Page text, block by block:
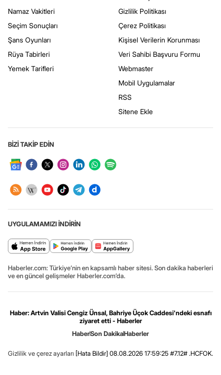
Namaz Vakitleri
Seçim Sonuçları
Şans Oyunları
Rüya Tabirleri
Yemek Tarifleri
Gizlilik Politikası
Çerez Politikası
Kişisel Verilerin Korunması
Veri Sahibi Başvuru Formu
Webmaster
Mobil Uygulamalar
RSS
Sitene Ekle
BİZİ TAKİP EDİN
UYGULAMAMIZI İNDİRİN
Haberler.com: Türkiye’nin en kapsamlı haber sitesi. Son dakika haberleri
ve en güncel gelişmeler Haberler.com’da.
Haber: Artvin Valisi Cengiz Ünsal, Bahriye Üçok Caddesi'ndeki esnafı
ziyaret etti - Haberler
HaberSon DakikaHaberler
Gizlilik ve çerez ayarları [Hata Bildir] 08.08.2026 17:59:25 #7.12# .HCFOK.